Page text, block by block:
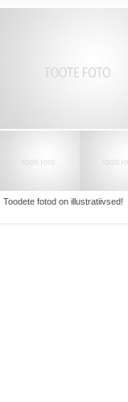
Toodete fotod on illustratiivsed!